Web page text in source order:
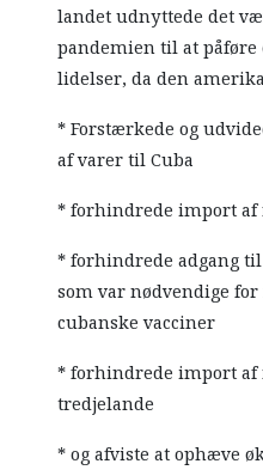
landet udnyttede det
pandemien til at
lidelser, da den
* Forstærkede og
af varer til Cuba
* forhindrede import
* forhindrede adgang
som var nødvendige
cubanske vacciner
* forhindrede import
tredjelande
* og afviste at ophæve